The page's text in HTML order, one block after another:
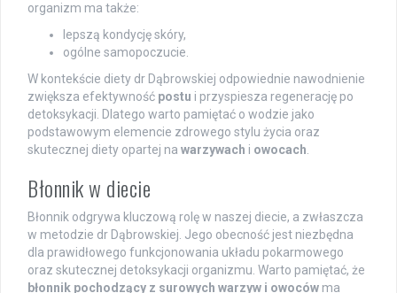
organizm ma także:
lepszą kondycję skóry,
ogólne samopoczucie.
W kontekście diety dr Dąbrowskiej odpowiednie nawodnienie
zwiększa efektywność postu i przyspiesza regenerację po
detoksykacji. Dlatego warto pamiętać o wodzie jako
podstawowym elemencie zdrowego stylu życia oraz
skutecznej diety opartej na warzywach i owocach
Błonnik w diecie
Błonnik odgrywa kluczową rolę w naszej diecie, a zwłaszcza
w metodzie dr Dąbrowskiej. Jego obecność jest niezbędna
dla prawidłowego funkcjonowania układu pokarmowego
oraz skutecznej detoksykacji organizmu. Warto pamiętać, że
błonnik pochodzący z surowych warzyw i owoców ma